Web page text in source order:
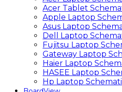
Acer Tablet
Apple Laptop
Asus Laptop
Dell Laptop
Fujitsu Laptop
Gateway Laptop
Haier Laptop
HASEE Laptop
Hp Laptop